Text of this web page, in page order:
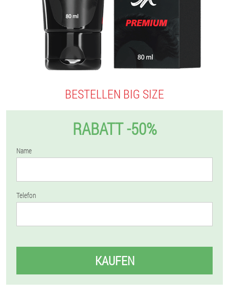
BESTELLEN BIG SIZE
RABATT -50%
Name
Telefon
KAUFEN